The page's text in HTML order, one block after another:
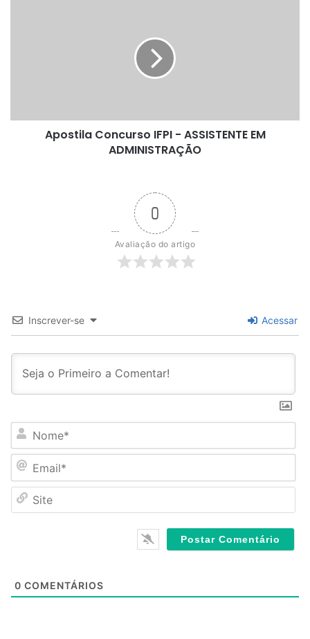
Apostila Concurso IFPI - ASSISTENTE EM
ADMINISTRAÇÃO
0
Avaliação do artigo
Inscrever-se Acessar
m
a
*t
0 COMENTÁRIOS